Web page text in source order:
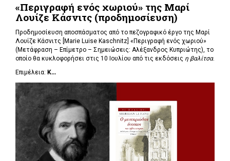
«Περιγραφή ενός χωριού» της Μαρί
Λουίζε Κάσνιτς (προδημοσίευση)
Προδημοσίευση αποσπάσματος από το πεζογραφικό έργο της Μαρί
Λουίζε Κάσνιτς [Marie Luise Kaschnitz] «Περιγραφή ενός χωριού»
(Μετάφραση – Επίμετρο – Σημειώσεις: Αλέξανδρος Κυπριώτης), το
οποίο θα κυκλοφορήσει στις 10 Ιουλίου από τις εκδόσεις η βαλίτσα.
Επιμέλεια: Κ...